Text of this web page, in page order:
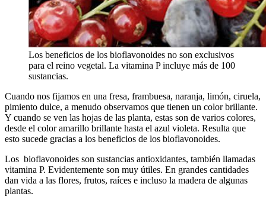
Los beneficios de los bioflavonoides no son exclusivos
para el reino vegetal. La vitamina P incluye más de 100
sustancias.
Cuando nos fijamos en una fresa, frambuesa, naranja, limón, ciruela,
pimiento dulce, a menudo observamos que tienen un color brillante.
Y cuando se ven las hojas de las planta, estas son de varios colores,
desde el color amarillo brillante hasta el azul violeta. Resulta que
esto sucede gracias a los beneficios de los bioflavonoides.
Los bioflavonoides son sustancias antioxidantes, también llamadas
vitamina P. Evidentemente son muy útiles. En grandes cantidades
dan vida a las flores, frutos, raíces e incluso la madera de algunas
plantas.